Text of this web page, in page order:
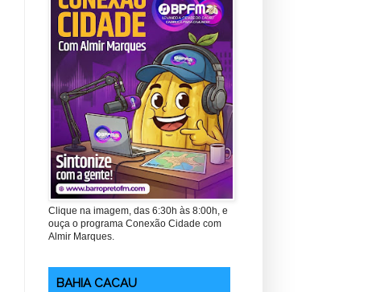
Clique na imagem, das 6:30h às 8:00h, e
ouça o programa Conexão Cidade com
Almir Marques.
BAHIA CACAU